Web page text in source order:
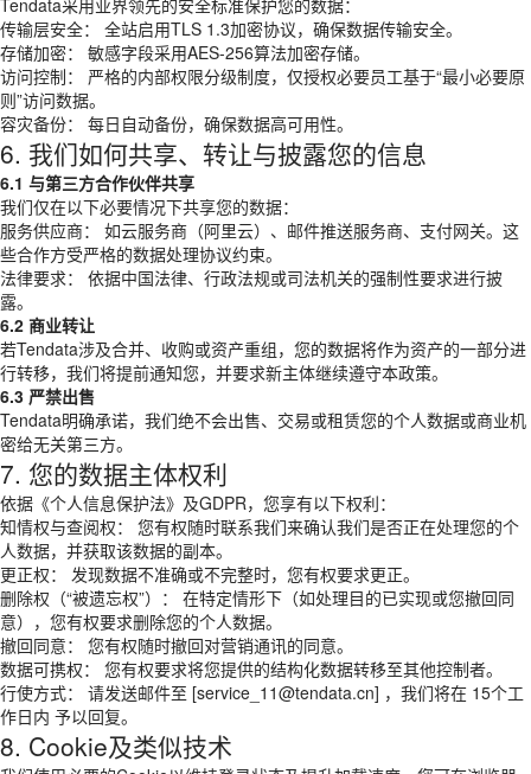
Tendata采用业界领先的安全标准保护您的数据：
传输层安全： 全站启用TLS 1.3加密协议，确保数据传输安全。
存储加密： 敏感字段采用AES-256算法加密存储。
访问控制： 严格的内部权限分级制度，仅授权必要员工基于“最小必要原
则”访问数据。
容灾备份： 每日自动备份，确保数据高可用性。
6. 我们如何共享、转让与披露您的信息
6.1 与第三方合作伙伴共享
我们仅在以下必要情况下共享您的数据：
服务供应商： 如云服务商（阿里云）、邮件推送服务商、支付网关。这
些合作方受严格的数据处理协议约束。
法律要求： 依据中国法律、行政法规或司法机关的强制性要求进行披
露。
6.2 商业转让
若Tendata涉及合并、收购或资产重组，您的数据将作为资产的一部分进
行转移，我们将提前通知您，并要求新主体继续遵守本政策。
6.3 严禁出售
Tendata明确承诺，我们绝不会出售、交易或租赁您的个人数据或商业机
密给无关第三方。
7. 您的数据主体权利
依据《个人信息保护法》及GDPR，您享有以下权利：
知情权与查阅权： 您有权随时联系我们来确认我们是否正在处理您的个
人数据，并获取该数据的副本。
更正权： 发现数据不准确或不完整时，您有权要求更正。
删除权（“被遗忘权”）： 在特定情形下（如处理目的已实现或您撤回同
意），您有权要求删除您的个人数据。
撤回同意： 您有权随时撤回对营销通讯的同意。
数据可携权： 您有权要求将您提供的结构化数据转移至其他控制者。
行使方式： 请发送邮件至 [service_11@tendata.cn] ，我们将在 15个工
作日内 予以回复。
8. Cookie及类似技术